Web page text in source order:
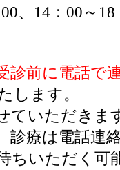
、14：00～
診前に電話で
します。
ていただきま
診療は電話連
ちいただく可